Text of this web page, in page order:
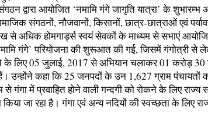
द्वारा आयोजित ‘नमामि गंगे जागृति यात्रा’ के
संगठनों, नौजवानों, किसानों, छात्र-छात्राओं एवं
से अधिक होमगार्ड्स स्वयं सेवकों के माध्यम से सभाएं
गंगे’ परियोजना की शुरूआत की गई, जिसमें
के लिए 05 जुलाई, 2017 से अभियान चलाकर 01 करोड़
उन्होंने कहा कि 25 जनपदों के उन 1,627 ग्राम
गंगा में प्रवाहित होने वाली गन्दगी को रोकने के लिए
जा रहा है। गंगा एवं अन्य नदियों की स्वच्छता के लिए